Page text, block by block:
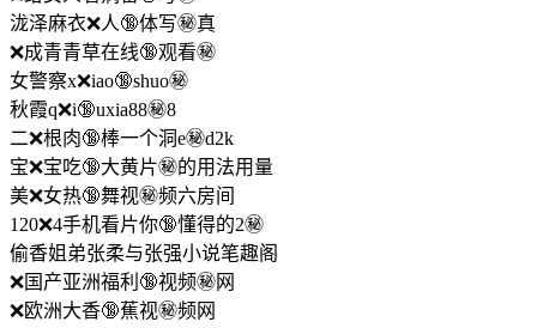
泷泽麻衣❌人🔞体写㊙️真
❌成青青草在线🔞观看㊙️
女警察x❌iao🔞shuo㊙️
秋霞q❌i🔞uxia88㊙️8
二❌根肉🔞棒一个洞e㊙️d2k
宝❌宝吃🔞大黄片㊙️的用法用量
美❌女热🔞舞视㊙️频六房间
120❌4手机看片你🔞懂得的2㊙️
偷香姐弟张柔与张强小说笔趣阁
❌国产亚洲福利🔞视频㊙️网
❌欧洲大香🔞蕉视㊙️频网